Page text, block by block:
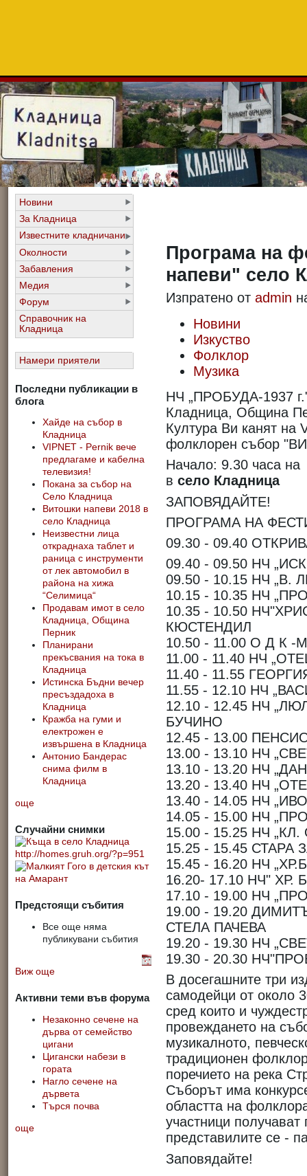
Новини
За Кладница
Известните кладничани
Околности
Забавления
Медия
Форум
Справочник на
Кладница
Намери приятели
Последни публикации в
блога
Хайде на събор в
Кладница
VIPNET - Pernik вече
предлагаме и кабелна
телевизия!
Покана за събор на
Село Кладница
Витошки напеви 2018 в
село Кладница
Неизвестни лица
откраднаха таблет и
раница с инструменти
от лек автомобил в
района на хижа
“Селимица“
Продавам имот в село
Кладница, Община
Перник
Планирани
прекъсвания на тока в
Кладница
Истинска Бъдни вечер
пресъздадоха в
Кладница
Кражба на гуми и
електрожен е
извършена в Кладница
Антонио Бандерас
снима филм в
Кладница
още
Случайни снимки
Предстоящи събития
Все още няма
публикувани събития
Виж още
Активни теми във форума
Незаконно сечене на
дърва от семейство
цигани
Цигански набези в
гората
Нагло сечене на
дървета
Търся почва
още
Програма на
напеви" село
Изпратено от admin
Новини
Изкуство
Фолклор
Музика
НЧ „ПРОБУДА-1937
Кладница, Община
Култура Ви канят на
фолклорен събор
Начало: 9.30 часа
в село Кладница
ЗАПОВЯДАЙТЕ!
ПРОГРАМА НА
09.30 - 09.40
09.40 - 09.50 НЧ
09.50 - 10.15 НЧ „В.
10.15 - 10.35 НЧ
10.35 - 10.50
КЮСТЕНДИЛ
10.50 - 11.00 О Д К
11.00 - 11.40 НЧ
11.40 - 11.55
11.55 - 12.10 НЧ
12.10 - 12.45 НЧ
БУЧИНО
12.45 - 13.00
13.00 - 13.10 НЧ
13.10 - 13.20 НЧ
13.20 - 13.40 НЧ
13.40 - 14.05 НЧ
14.05 - 15.00 НЧ
15.00 - 15.25 НЧ
15.25 - 15.45 СТАРА
15.45 - 16.20 НЧ
16.20- 17.10 НЧ"
17.10 - 19.00 НЧ
19.00 - 19.20
СТЕЛА ПАЧЕВА
19.20 - 19.30 НЧ
19.30 - 20.30
В досегашните три
самодейци от около
сред които и
провеждането на
музикалното,
традиционен
поречието на река
Съборът има
областта на
участници
представилите се -
Заповядайте!